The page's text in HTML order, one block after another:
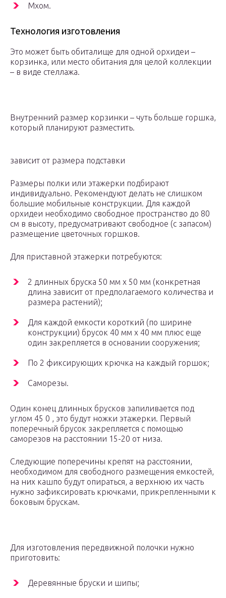
Мхом.
Технология изготовления
Это может быть обиталище для одной орхидеи –
корзинка, или место обитания для целой коллекции
– в виде стеллажа.
Внутренний размер корзинки – чуть больше горшка,
который планируют разместить.
зависит от размера подставки
Размеры полки или этажерки подбирают
индивидуально. Рекомендуют делать не слишком
большие мобильные конструкции. Для каждой
орхидеи необходимо свободное пространство до 80
см в высоту, предусматривают свободное (с запасом)
размещение цветочных горшков.
Для приставной этажерки потребуются:
2 длинных бруска 50 мм х 50 мм (конкретная
длина зависит от предполагаемого количества и
размера растений);
Для каждой емкости короткий (по ширине
конструкции) брусок 40 мм х 40 мм плюс еще
один закрепляется в основании сооружения;
По 2 фиксирующих крючка на каждый горшок;
Саморезы.
Один конец длинных брусков запиливается под
углом 45 0 , это будут ножки этажерки. Первый
поперечный брусок закрепляется с помощью
саморезов на расстоянии 15-20 от низа.
Следующие поперечины крепят на расстоянии,
необходимом для свободного размещения емкостей,
на них кашпо будут опираться, а верхнюю их часть
нужно зафиксировать крючками, прикрепленными к
боковым брускам.
Для изготовления передвижной полочки нужно
приготовить:
Деревянные бруски и шипы;